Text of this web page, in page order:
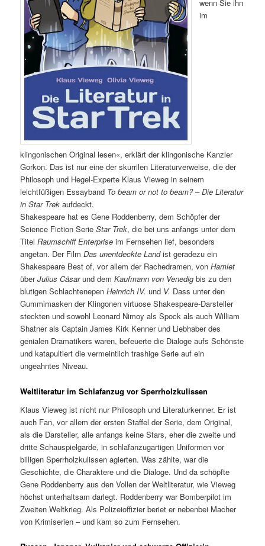
wenn Sie ihn
im
klingonischen Original lesen«, erklärt der klingonische Kanzler
Gorkon. Das ist nur eine der skurrilen Literaturverweise, die der
Philosoph und Hegel-Experte Klaus Vieweg in seinem
leichtfüßigen Essayband To beam or not to beam? – Die Literatur
in Star Trekaufdeckt.
Shakespeare hat es Gene Roddenberry, dem Schöpfer der
Science Fiction SerieStar Trek, die bei uns anfangs unter dem
TitelRaumschiff Enterprise im Fernsehen lief, besonders
angetan. Der FilmDas unentdeckte Landist geradezu ein
Shakespeare Best of, vor allem der Rachedramen, vonHamlet
überJulius Cäsarund demKaufmann von Venedig bis zu den
blutigen SchlachtenepenHeinrich IV.und V. Dass unter den
Gummimasken der Klingonen virtuose Shakespeare-Darsteller
steckten und sowohl Leonard Nimoy als Spock als auch William
Shatner als Captain James Kirk Kenner und Liebhaber des
genialen Dramatikers waren, befeuerte die Dialoge aufs Schönste
und katapultiert die vermeintlich trashige Serie auf ein
ungeahntes Niveau.
Weltliteratur im Schlafanzug vor Sperrholzkulissen
Klaus Vieweg ist nicht nur Philosoph und Literaturkenner. Er ist
auch Fan, vor allem der ersten Staffel der Serie, dem Original,
als die Darsteller, alle anfangs keine Stars, eher die zweite und
dritte Schauspielgarde, in schlafanzugartigen Uniformen vor
billigen Sperrholzkulissen agierten. Was zählte, war die
Geschichte, die Charaktere und die Dialoge. Und da schöpfte
Gene Roddenberry aus den Vollen der Weltliteratur, wie Vieweg
höchst unterhaltsam darlegt. Roddenberry war Bomberpilot im
Zweiten Weltkrieg. Als Polizeioffizier beriet er nebenbei Macher
von Krimiserien – und kam so zum Fernsehen.